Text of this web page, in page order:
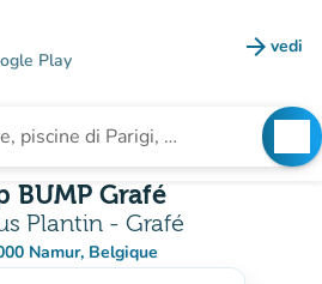
Play arrow_forward vedi
BUMP Grafé
Plantin - Grafé
Namur, Belgique
in Google Maps)
scheda)